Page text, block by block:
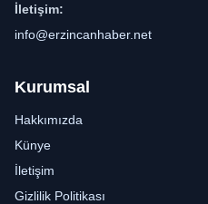
İletişim:
info@erzincanhaber.net
Kurumsal
Hakkımızda
Künye
İletişim
Gizlilik Politikası